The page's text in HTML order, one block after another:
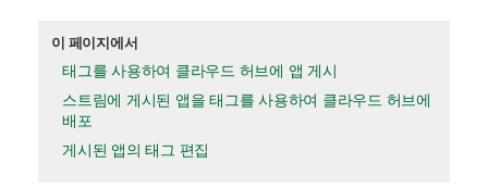
이 페이지에서
태그를 사용하여 클라우드 허브에 앱 게시
스트림에 게시된 앱을 태그를 사용하여 클라우드 허브에
배포
게시된 앱의 태그 편집